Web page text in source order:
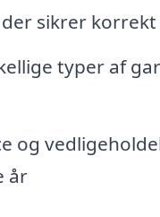
sikrer
typer af
og
år